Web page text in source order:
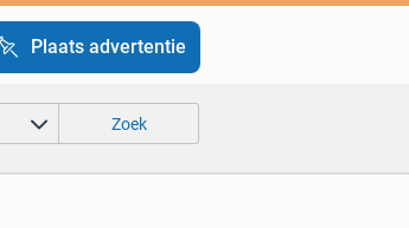
Plaats advertentie
Zoek